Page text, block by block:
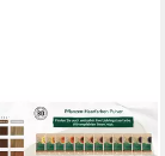
Creme
Blond, 150 ml